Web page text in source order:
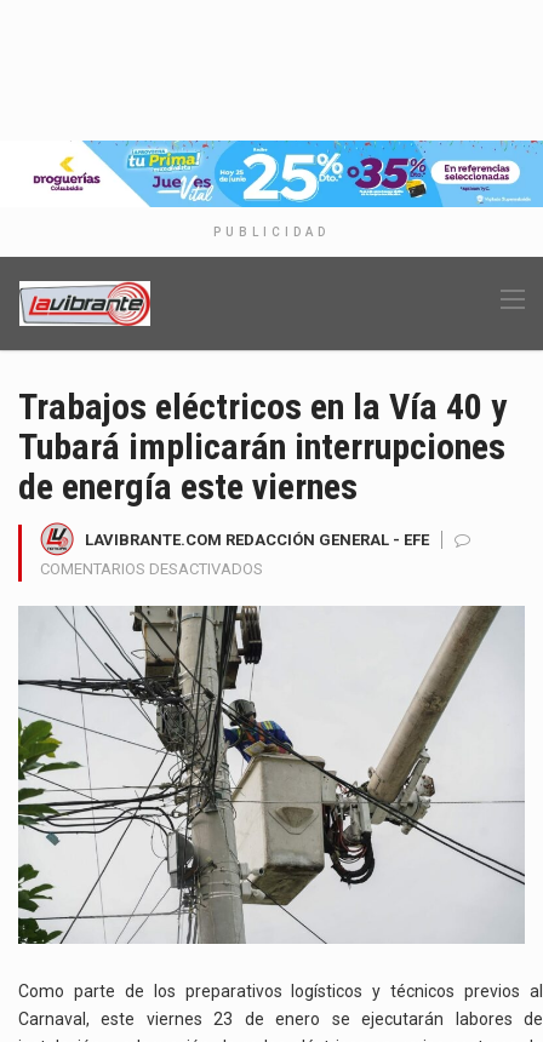
PUBLICIDAD
Trabajos eléctricos en la Vía 40 y
Tubará implicarán interrupciones
de energía este viernes
LAVIBRANTE.COM REDACCIÓN GENERAL - EFE
COMENTARIOS DESACTIVADOS
EN
40
Y
TUBARÁ
IMPLICARÁN
INTERRUPCIONES
DE
ENERGÍA
ESTE
VIERNES
Como parte de los preparativos logísticos y técnicos previos al
Carnaval, este viernes 23 de enero se ejecutarán labores de